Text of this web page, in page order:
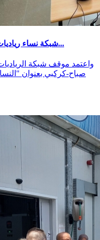
شبكة نساء رياديات عربيات: الارتفاع بنسب تعليم النساء...
واعتمد موقف شبكة
صباح-كركبي بعنوان